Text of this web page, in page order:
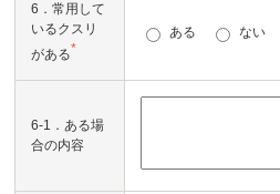
6．常用して
いるクスリ
がある*
ある ない
6-1．ある場
合の内容